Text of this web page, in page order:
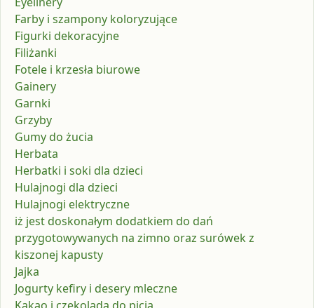
Farby i szampony koloryzujące
Figurki dekoracyjne
Filiżanki
Fotele i krzesła biurowe
Gainery
Garnki
Grzyby
Gumy do żucia
Herbata
Herbatki i soki dla dzieci
Hulajnogi dla dzieci
Hulajnogi elektryczne
iż jest doskonałym dodatkiem do dań
przygotowywanych na zimno oraz surówek z
kiszonej kapusty
Jajka
Jogurty kefiry i desery mleczne